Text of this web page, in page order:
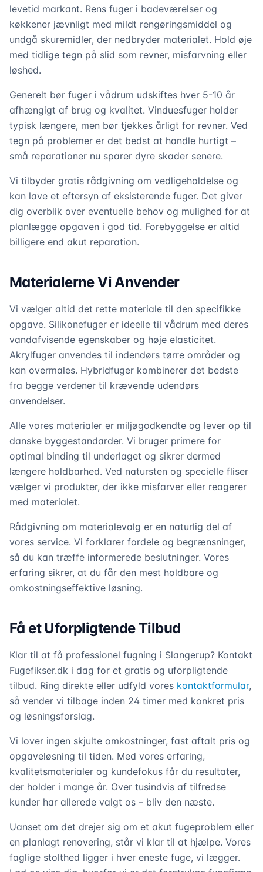
levetid markant. Rens fuger i badeværelser og
køkkener jævnligt med mildt rengøringsmiddel og
undgå skuremidler, der nedbryder materialet. Hold øje
med tidlige tegn på slid som revner, misfarvning eller
løshed.
Generelt bør fuger i vådrum udskiftes hver 5-10 år
afhængigt af brug og kvalitet. Vinduesfuger holder
typisk længere, men bør tjekkes årligt for revner. Ved
tegn på problemer er det bedst at handle hurtigt –
små reparationer nu sparer dyre skader senere.
Vi tilbyder gratis rådgivning om vedligeholdelse og
kan lave et eftersyn af eksisterende fuger. Det giver
dig overblik over eventuelle behov og mulighed for at
planlægge opgaven i god tid. Forebyggelse er altid
billigere end akut reparation.
Materialerne Vi Anvender
Vi vælger altid det rette materiale til den specifikke
opgave. Silikonefuger er ideelle til vådrum med deres
vandafvisende egenskaber og høje elasticitet.
Akrylfuger anvendes til indendørs tørre områder og
kan overmales. Hybridfuger kombinerer det bedste
fra begge verdener til krævende udendørs
anvendelser.
Alle vores materialer er miljøgodkendte og lever op til
danske byggestandarder. Vi bruger primere for
optimal binding til underlaget og sikrer dermed
længere holdbarhed. Ved natursten og specielle fliser
vælger vi produkter, der ikke misfarver eller reagerer
med materialet.
Rådgivning om materialevalg er en naturlig del af
vores service. Vi forklarer fordele og begrænsninger,
så du kan træffe informerede beslutninger. Vores
erfaring sikrer, at du får den mest holdbare og
omkostningseffektive løsning.
Få et Uforpligtende Tilbud
Klar til at få professionel fugning i Slangerup? Kontakt
Fugefikser.dk i dag for et gratis og uforpligtende
tilbud. Ring direkte eller udfyld vores kontaktformular,
så vender vi tilbage inden 24 timer med konkret pris
og løsningsforslag.
Vi lover ingen skjulte omkostninger, fast aftalt pris og
opgaveløsning til tiden. Med vores erfaring,
kvalitetsmaterialer og kundefokus får du resultater,
der holder i mange år. Over tusindvis af tilfredse
kunder har allerede valgt os – bliv den næste.
Uanset om det drejer sig om et akut fugeproblem eller
en planlagt renovering, står vi klar til at hjælpe. Vores
faglige stolthed ligger i hver eneste fuge, vi lægger.